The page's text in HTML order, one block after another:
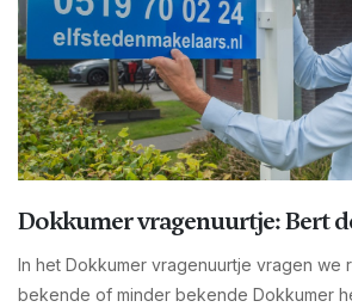
Dokkumer vragenuurtje: Bert
In het Dokkumer vragenuurtje vragen we
bekende of minder bekende Dokkumer